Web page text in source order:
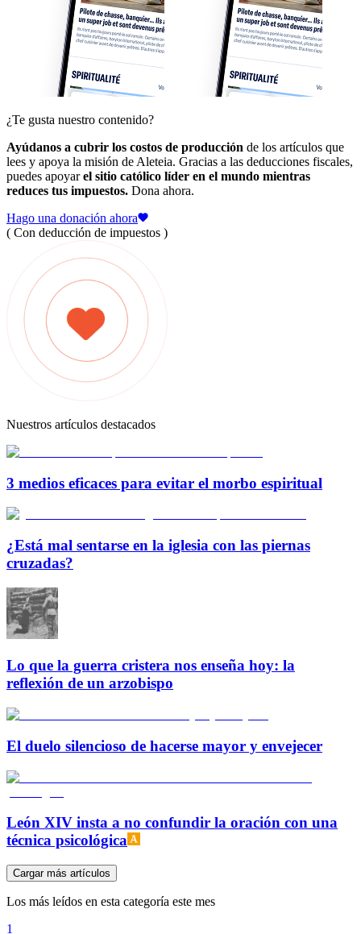
¿Te gusta nuestro contenido?
Ayúdanos a cubrir los costos de producción de los artículos que
lees y apoya la misión de Aleteia. Gracias a las deducciones fiscales,
puedes apoyarel sitio católico líder en el mundo mientras
reduces tus impuestos. Dona ahora.
Hago una donación ahora
( Con deducción de impuestos )
Nuestros artículos destacados
3 medios eficaces para evitar el morbo espiritual
¿Está mal sentarse en la iglesia con las piernas
cruzadas?
Lo que la guerra cristera nos enseña hoy: la
reflexión de un arzobispo
El duelo silencioso de hacerse mayor y envejecer
León XIV insta a no confundir la oración con una
técnica psicológica
Cargar más artículos
Los más leídos en esta categoría este mes
1